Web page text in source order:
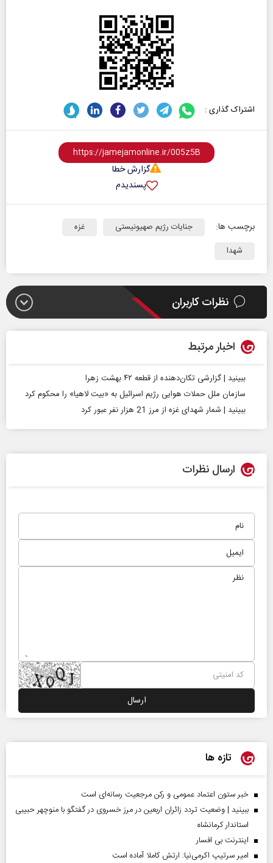
اشتراک گذاری :
گزارش خطا
پسندیدم
برچسب ها: جنایات رژیم صهیونیستی
غزه
شهدا
نظرات کاربران
اخبار مرتبط
ببینید | گزارشی تکان‌دهنده از قطعه ۴۲ بهشت زهرا
سازمان ملل حملات هوایی رژیم اسرائیل به «بیت لاهیا» را محکوم کرد
ببینید | شمار شهدای غزه از مرز 21 هزار نفر عبور کرد
ارسال نظرات
تازه ها
خبر ستون اعتماد عمومی و رکن مرجعیت رسانه‌ای است
ببینید | وضعیت تردد زائران اربعین در مرز خسروی در گفتگو با منوچهر حبیبی
استاندار کرمانشاه
اینترنت بی افسار
امیر سرتیپ اکرمی‌نیا: ارتش کاملا آماده است